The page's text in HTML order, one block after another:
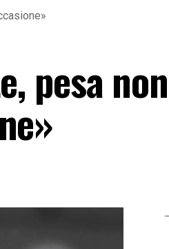
pesa non